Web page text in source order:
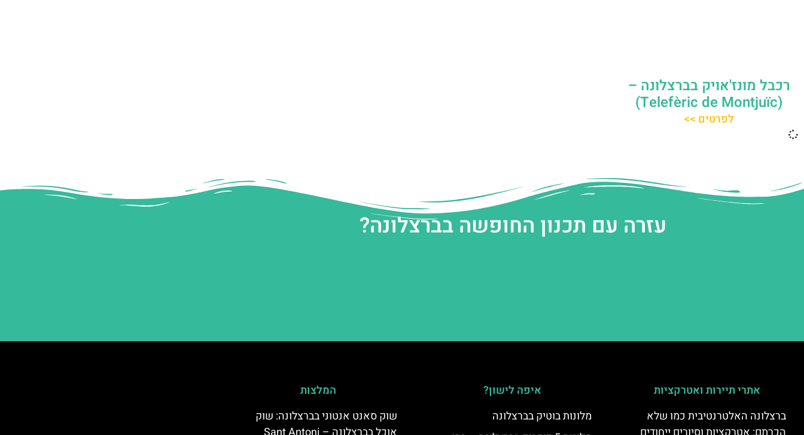
רכבל מונז'אויק בברצלונה –
(Telefèric de Montjuïc)
לפרטים >>
עזרה עם תכנון החופשה בברצלונה?
אתרי תיירות ואטרקציות
ברצלונה האלטרנטיבית כמו שלא
איפה לישון?
מלונות בוטיק בברצלונה
המלצות
שוק סאנט אנטוני בברצלונה: שוק